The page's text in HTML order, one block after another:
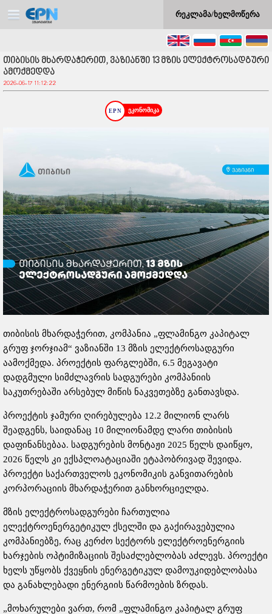
რეკლამა/ხელმოწერა
თიბისის მხარდაჭერით, ვაზიანში 13 მზის ელექტროსადგური
ამოქმედდა
2026-06-17 11:12:22
ეკონომიკა
თიბისის მხარდაჭერით, კომპანია „ფლამინგო კაპიტალ
გრუფ ჯორჯიამ“ ვაზიანში 13 მზის ელექტროსადგური
აამოქმედა. პროექტის ფარგლებში, 6.5 მეგავატი
დადგმული სიმძლავრის სადგურები კომპანიის
საკუთრებაში არსებულ მიწის ნაკვეთებზე განთავსდა.
პროექტის ჯამური ღირებულება 12.2 მილიონ ლარს
შეადგენს, საიდანაც 10 მილიონამდე ლარი თიბისის
დაფინანსებაა. სადგურების მონტაჟი 2025 წელს დაიწყო,
2026 წელს კი ექსპლოატაციაში ეტაპობრივად შევიდა.
პროექტი საქართველოს ეკონომიკის განვითარების
კორპორაციის მხარდაჭერით განხორციელდა.
მზის ელექტროსადგურები ჩართულია
ელექტროენერგეტიკულ ქსელში და გაქირავებულია
კომპანიებზე, რაც კერძო სექტორს ელექტროენერგიის
ხარჯების ოპტიმიზაციის შესაძლებლობას აძლევს. პროექტი
ხელს უწყობს ქვეყნის ენერგეტიკულ დამოუკიდებლობასა
და განახლებადი ენერგიის წარმოების ზრდას.
„მოხარულები ვართ, რომ „ფლამინგო კაპიტალ გრუფ